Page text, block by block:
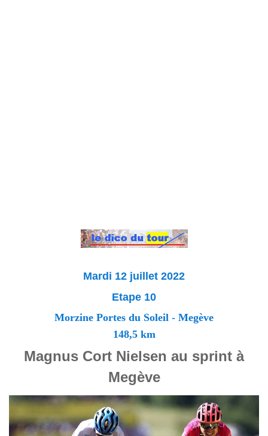
Mardi 12 juillet 2022
Etape 10
Morzine Portes du Soleil - Megève
148,5 km
Magnus Cort Nielsen au sprint à
Megève